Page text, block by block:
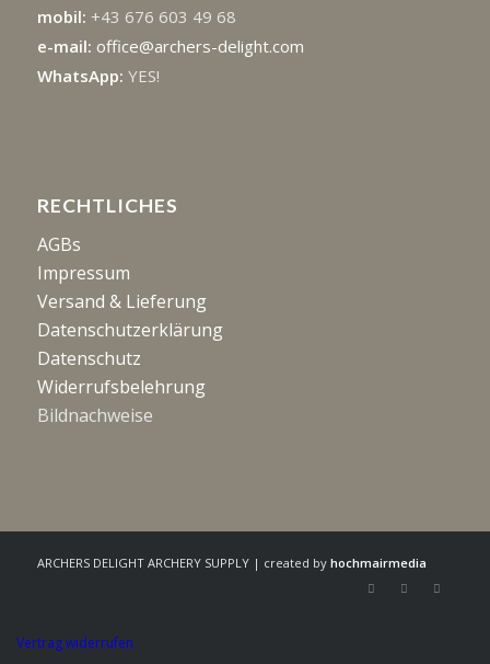
mobil: +43 676 603 49 68
e-mail: office@archers-delight.com
WhatsApp: YES!
RECHTLICHES
AGBs
Impressum
Versand & Lieferung
Datenschutzerklärung
Datenschutz
Widerrufsbelehrung
Bildnachweise
ARCHERS DELIGHT ARCHERY SUPPLY | created by hochmairmedia
Vertrag widerrufen